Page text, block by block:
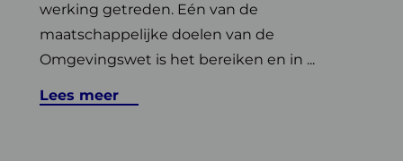
werking getreden. Eén van de
maatschappelijke doelen van de
Omgevingswet is het bereiken en in ...
Lees meer